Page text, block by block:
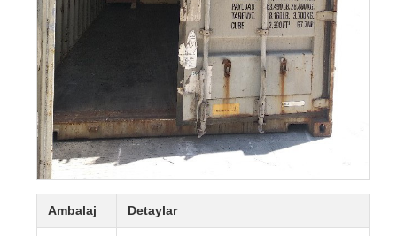
Ambalaj Detaylar